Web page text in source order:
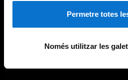
Permetre totes
Només utilitzar les